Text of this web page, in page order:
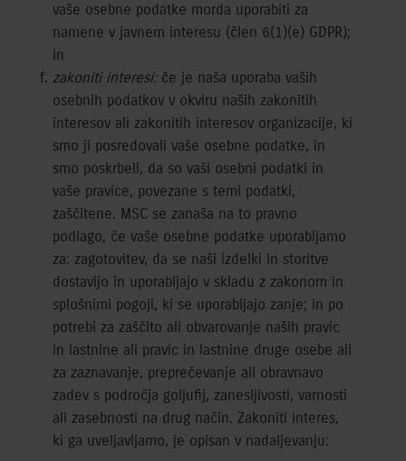
vaše osebne podatke morda uporabiti za
namene v javnem interesu (člen 6(1)(e) GDPR);
in
zakoniti interesi:če je naša uporaba vaših
osebnih podatkov v okviru naših zakonitih
interesov ali zakonitih interesov organizacije, ki
smo ji posredovali vaše osebne podatke, in
smo poskrbeli, da so vaši osebni podatki in
vaše pravice, povezane s temi podatki,
zaščitene. MSC se zanaša na to pravno
podlago, če vaše osebne podatke uporabljamo
za: zagotovitev, da se naši izdelki in storitve
dostavijo in uporabljajo v skladu z zakonom in
splošnimi pogoji, ki se uporabljajo zanje; in po
potrebi za zaščito ali obvarovanje naših pravic
in lastnine ali pravic in lastnine druge osebe ali
za zaznavanje, preprečevanje ali obravnavo
zadev s področja goljufij, zanesljivosti, varnosti
ali zasebnosti na drug način. Zakoniti interes,
ki ga uveljavljamo, je opisan v nadaljevanju: